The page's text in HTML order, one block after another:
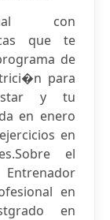
con
que te
de
para
y tu
en enero
en
el
en
en